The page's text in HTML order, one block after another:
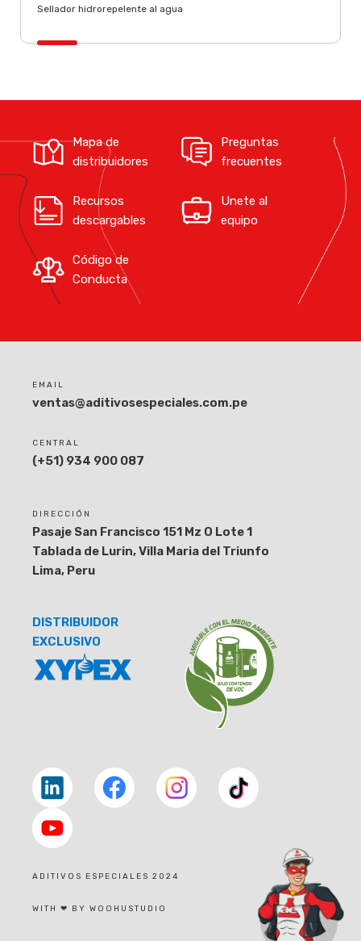
Sellador hidrorepelente al agua
Mapa de
distribuidores
Preguntas
frecuentes
Recursos
descargables
Unete al
equipo
Código de
Conducta
EMAIL
ventas@aditivosespeciales.com.pe
CENTRAL
(+51) 934 900 087
DIRECCIÓN
Pasaje San Francisco 151 Mz O Lote 1
Tablada de Lurin, Villa Maria del Triunfo
Lima, Peru
DISTRIBUIDOR
EXCLUSIVO
Linkedin facebook facebook tiktok
youtube
ADITIVOS ESPECIALES 2024
WITH ❤ BY WOOHUSTUDIO